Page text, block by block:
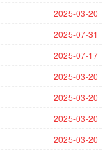
2025-03-20
2025-07-31
2025-07-17
2025-03-20
2025-03-20
2025-03-20
2025-03-20